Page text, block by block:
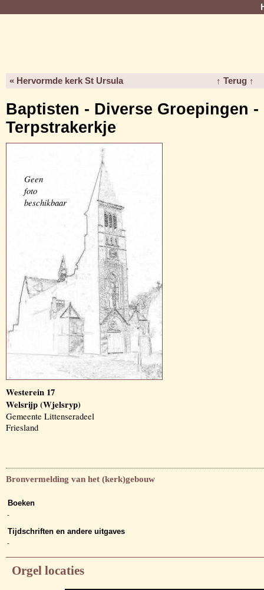
« Hervormde kerk St Ursula ↑ Terug ↑
Baptisten - Diverse Groepingen -
Terpstrakerkje
Geen
foto
beschikbaar
Westerein 17
Welsrijp (Wjelsryp)
Gemeente Littenseradeel
Friesland
Bronvermelding van het (kerk)gebouw
Boeken
-
Tijdschriften en andere uitgaves
-
Orgel locaties